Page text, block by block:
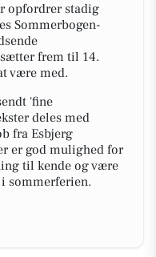
opfordrer stadig
Sommerbogen-
frem til 14.
være med.
'fine
deles med
fra Esbjerg
er god mulighed for
til kende og være
sommerferien.